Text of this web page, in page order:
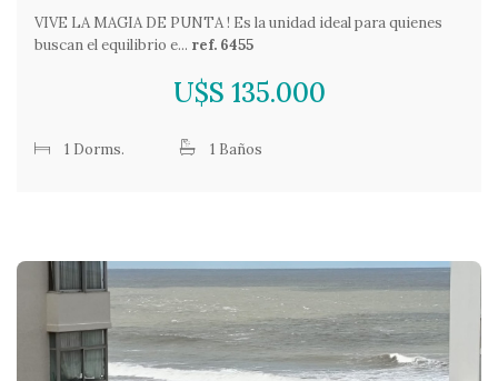
VIVE LA MAGIA DE PUNTA ! Es la unidad ideal para quienes
buscan el equilibrio e... ref. 6455
U$S 135.000
1 Dorms. 1 Baños